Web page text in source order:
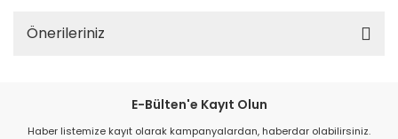
Önerileriniz
E-Bülten'e Kayıt Olun
Haber listemize kayıt olarak kampanyalardan, haberdar olabilirsiniz.